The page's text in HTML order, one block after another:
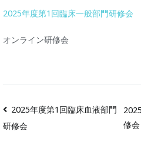
2025年度第1回臨床一般部門研修会
オンライン研修会
2025年度第1回臨床血液部門
研修会
修会